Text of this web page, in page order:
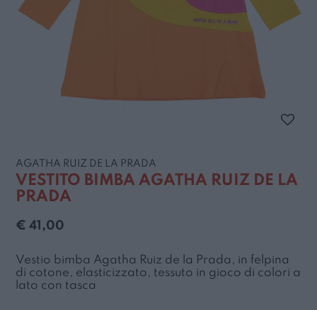
AGATHA RUIZ DE LA PRADA
VESTITO BIMBA AGATHA RUIZ DE LA
PRADA
€ 41,00
Vestio bimba Agatha Ruiz de la Prada, in felpina
di cotone, elasticizzato, tessuto in gioco di colori a
lato con tasca